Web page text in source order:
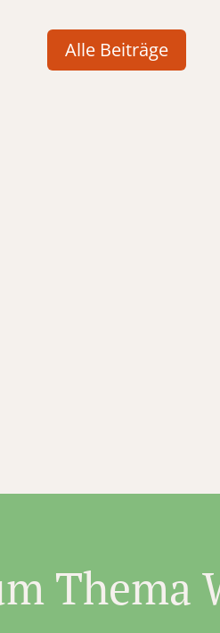
Alle Beiträge
Thema